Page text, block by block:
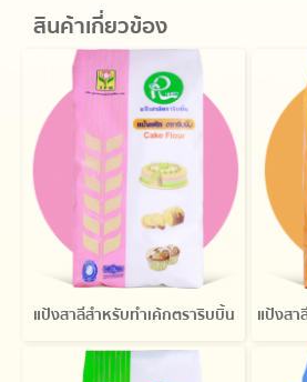
สินค้าเกี่ยวข้อง
แป้งสาลีสำหรับทำเค้กตราริบบิ้น